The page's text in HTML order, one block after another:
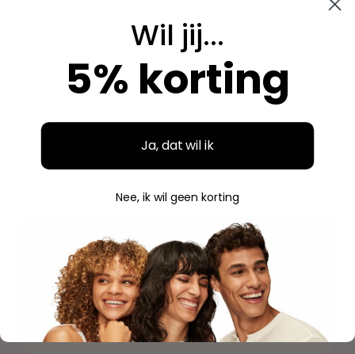
Breed assortiment en alles is origineel. Hier bestel ik
Aidan
"
Duidelijke website, makkelijk bestellen en mooie
verpakking. Volgende keer weer.
S Savannah
Geverifieerde aankoop
Wil jij...
5% korting
Ja, dat wil ik
Nee, ik wil geen korting